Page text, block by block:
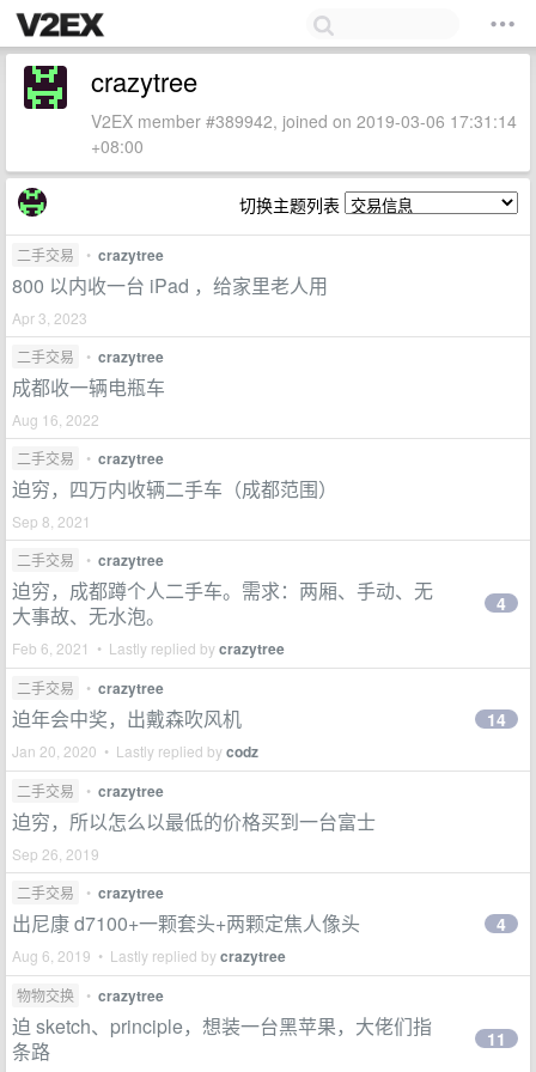
crazytree
V2EX member #389942, joined on 2019-03-06 17:31:14
+08:00
切换主题列表
二手交易 • crazytree
800 以内收一台 iPad ，给家里老人用
Apr 3, 2023
二手交易
• crazytree
成都收一辆电瓶车
Aug 16, 2022
二手交易
• crazytree
迫穷，四万内收辆二手车（成都范围）
Sep 8, 2021
二手交易
• crazytree
迫穷，成都蹲个人二手车。需求：两厢、手动、无
大事故、无水泡。
Feb 6, 2021 • Lastly replied bycrazytree
4
二手交易 • crazytree
迫年会中奖，出戴森吹风机
Jan 20, 2020 • Lastly replied bycodz
14
二手交易 • crazytree
迫穷，所以怎么以最低的价格买到一台富士
Sep 26, 2019
二手交易
• crazytree
出尼康 d7100+一颗套头+两颗定焦人像头
Aug 6, 2019 • Lastly replied bycrazytree
4
物物交换 • crazytree
迫 sketch、principle，想装一台黑苹果，大佬们指
条路
11